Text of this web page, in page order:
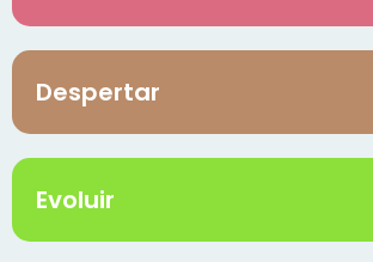
Despertar
Evoluir